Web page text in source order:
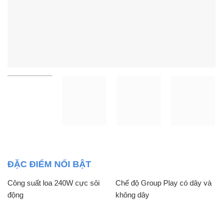
ĐẶC ĐIỂM NỔI BẬT
Công suất loa 240W cực sôi
động
Chế độ Group Play có dây và
không dây